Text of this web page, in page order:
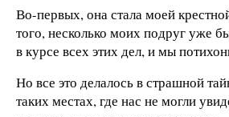
Во-первых, она стала моей
того, несколько моих подруг уже
в курсе всех этих дел, и мы
Но все это делалось в страшной
таких местах, где нас не могли